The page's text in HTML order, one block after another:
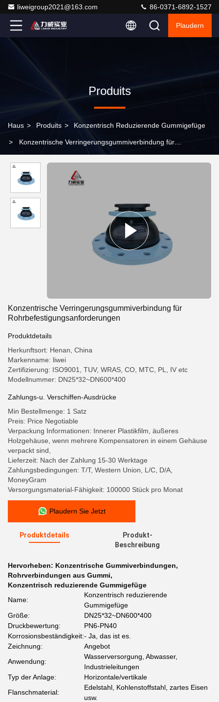
liweigroup2021@163.com 86-0371-6892-1527
Plaudern
Produits
Haus > Produits > Konzentrisch Reduzierende Gummigefüge
> Konzentrische Verringerungsgummiverbindung für
Konzentrische Verringerungsgummiverbindung für
Rohrbefestigungsanforderungen
Produktdetails
Herkunftsort: Henan, China
Markenname: liwei
Zertifizierung: ISO9001, TUV, WRAS, CO, MTC, PL, IV etc
Modellnummer: DN25*32~DN600*400
Zahlungs-u. Verschiffen-Ausdrücke
Min Bestellmenge: 1 Satz
Preis: Price Negotiable
Verpackung Informationen: Innerer Plastikfilm, äußeres
Holzgehäuse, wenn mehrere Kompensatoren in einem Gehäuse
verpackt sind,
Lieferzeit: Nach der Zahlung 15-30 Werktage
Zahlungsbedingungen: T/T, Western Union, L/C, D/A,
MoneyGram
Versorgungsmaterial-Fähigkeit: 100000 Stück pro Monat
Plaudern Sie Jetzt
Produktdetails
Produkt-
Beschreibung
Hervorheben: Konzentrische Gummiverbindungen,
Rohrverbindungen aus Gummi,
Konzentrisch reduzierende Gummigefüge
Name:
Konzentrisch reduzierende
Gummigefüge
Größe:
DN25*32~DN600*400
Druckbewertung:
PN6-PN40
Korrosionsbeständigkeit:- Ja, das ist es.
Zeichnung:
Angebot
Anwendung:
Wasserversorgung, Abwasser,
Industrieleitungen
Typ der Anlage:
Horizontale/vertikale
Flanschmaterial:
Edelstahl, Kohlenstoffstahl, zartes Eisen
usw.